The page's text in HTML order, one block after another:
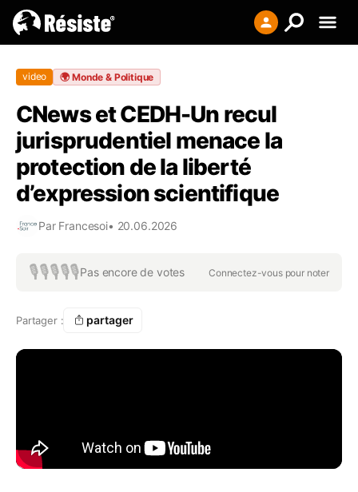
S'enregistrer
video 🌍 Monde & Politique
CNews et CEDH-Un recul
jurisprudentiel menace la
protection de la liberté
d’expression scientifique
Par Francesoi• 20.06.2026
🎙️🎙️🎙️🎙️🎙️Pas encore de votes Connectez-vous pour noter
Partager : partager